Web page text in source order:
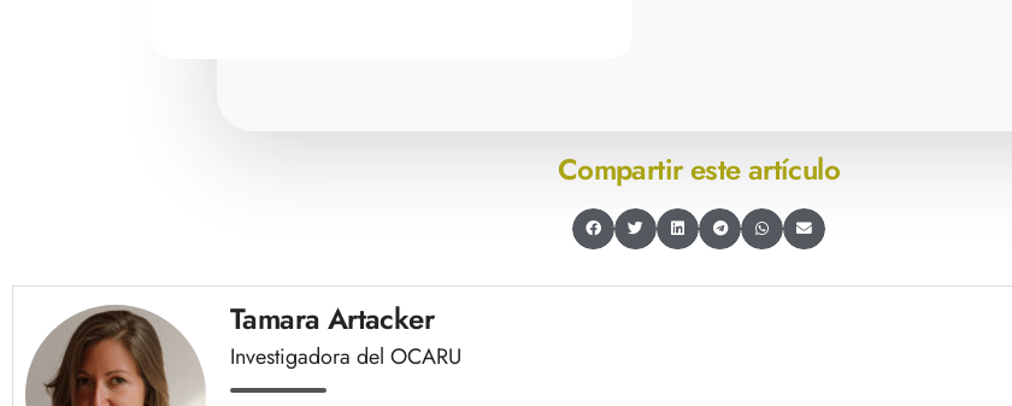
Compartir este artículo
Tamara Artacker
Investigadora del OCARU